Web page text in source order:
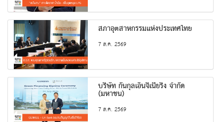
สภาอุตสาหกรรมแห่งประเทศไทย
7 ส.ค. 2569
บริษัท กันกุลเอ็นจิเนียริ่ง จำกัด
(มหาชน)
7 ส.ค. 2569